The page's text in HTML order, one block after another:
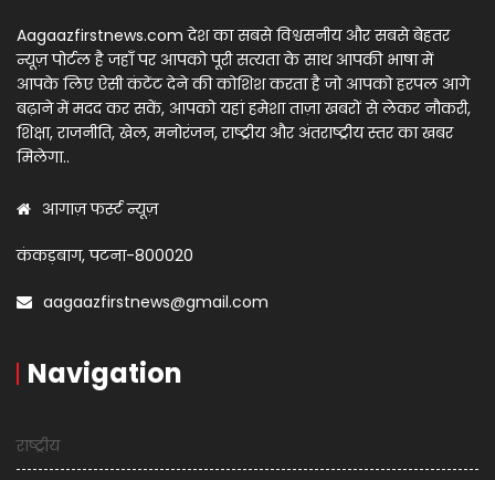
Aagaazfirstnews.com देश का सबसे विश्वसनीय और सबसे बेहतर
न्यूज़ पोर्टल है जहाँ पर आपको पूरी सत्यता के साथ आपकी भाषा में
आपके लिए ऐसी कंटेंट देने की कोशिश करता है जो आपको हरपल आगे
बढ़ाने में मदद कर सकें, आपको यहां हमेशा ताज़ा खबरों से लेकर नौकरी,
शिक्षा, राजनीति, खेल, मनोरंजन, राष्ट्रीय और अंतराष्ट्रीय स्तर का खबर
मिलेगा..
आगाज़ फर्स्ट न्यूज़
कंकड़बाग, पटना-800020
aagaazfirstnews@gmail.com
Navigation
राष्ट्रीय